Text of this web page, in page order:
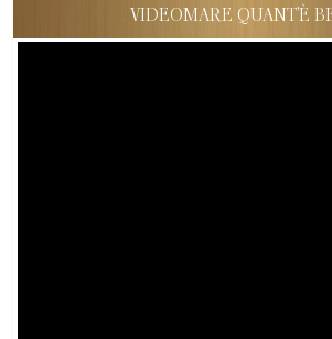
VIDEOMARE QUANT'È